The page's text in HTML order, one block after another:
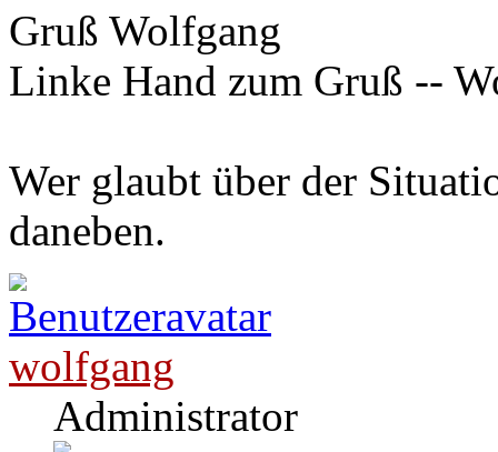
Gruß Wolfgang
Linke Hand zum Gruß --
Wer glaubt über der
daneben.
wolfgang
Administrator